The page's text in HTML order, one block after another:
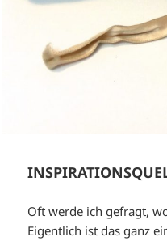
Oft werde ich gefragt,
Eigentlich ist das ganz